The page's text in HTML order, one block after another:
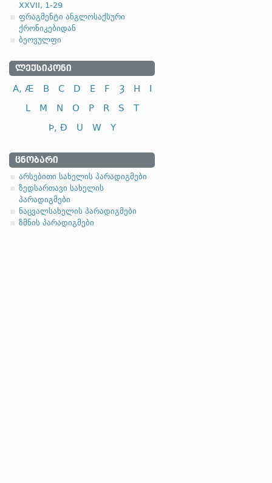
XXVII, 1-29
ფრაგმენტი ანგლოსაქსური
ქრონიკებიდან
ბეოვულფი
ᲚᲔᲥᲡᲘᲙᲝᲜᲘ
A, Æ B C D E F Ȝ H
I
L
M N O P R S
T
Þ, Ð
U W Y
ᲪᲜᲝᲑᲐᲠᲘ
არსებითი სახელის პარადიგმები
ზედსართავი სახელის
პარადიგმები
ნაცვალსახელის პარადიგმები
ზმნის პარადიგმები